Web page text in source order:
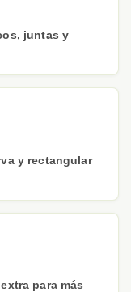
juntas y
y rectangular
para más